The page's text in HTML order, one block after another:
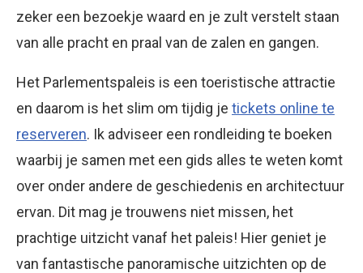
zeker een bezoekje waard en je zult verstelt staan
van alle pracht en praal van de zalen en gangen.
Het Parlementspaleis is een toeristische attractie
en daarom is het slim om tijdig je tickets online te
reserveren. Ik adviseer een rondleiding te boeken
waarbij je samen met een gids alles te weten komt
over onder andere de geschiedenis en architectuur
ervan. Dit mag je trouwens niet missen, het
prachtige uitzicht vanaf het paleis! Hier geniet je
van fantastische panoramische uitzichten op de